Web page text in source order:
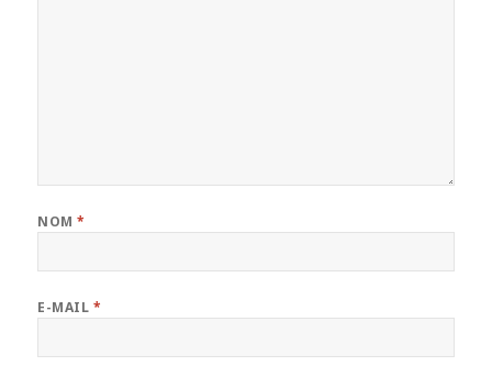
NOM*
E-MAIL *